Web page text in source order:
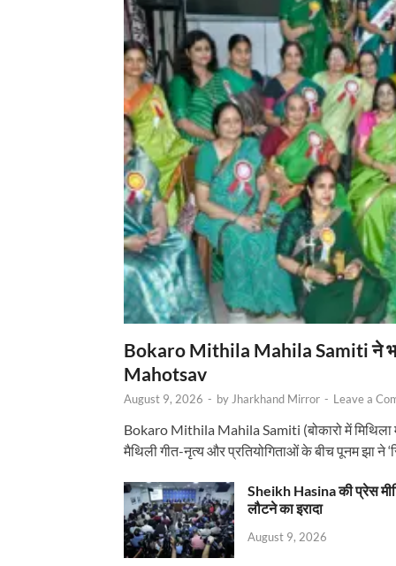
Bokaro Mithila Mahila Samiti ने
Mahotsav
August 9, 2026 - byJharkhand Mirror - Leave a
Bokaro Mithila Mahila Samiti (बोकारो में मिथिला
मैथिली गीत-नृत्य और प्रतियोगिताओं के बीच पूनम झा ने
Sheikh Hasina की प्रेस
लौटने का इरादा
August 9, 2026